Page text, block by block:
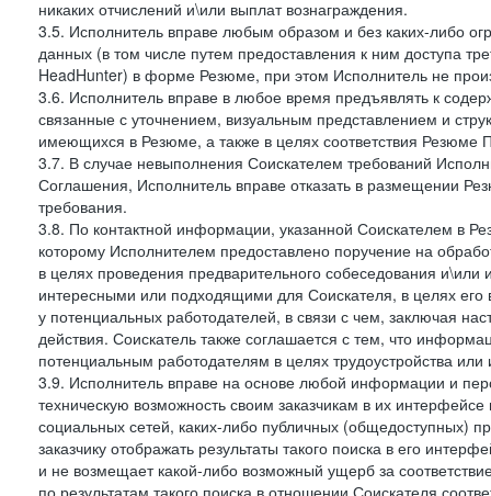
никаких отчислений и\или выплат вознаграждения.
3.5. Исполнитель вправе любым образом и без каких-либо
данных (в том числе путем предоставления к ним доступа
HeadHunter) в форме Резюме, при этом Исполнитель не
3.6. Исполнитель вправе в любое время предъявлять к
связанные с уточнением, визуальным представлением и
имеющихся в Резюме, а также в целях соответствия
3.7. В случае невыполнения Соискателем требований
Соглашения, Исполнитель вправе отказать в размещении
требования.
3.8. По контактной информации, указанной Соискателем в
которому Исполнителем предоставлено поручение на
в целях проведения предварительного собеседования
интересными или подходящими для Соискателя, в целях его
у потенциальных работодателей, в связи с чем, заключая
действия. Соискатель также соглашается с тем, что
потенциальным работодателям в целях трудоустройства
3.9. Исполнитель вправе на основе любой информации и
техническую возможность своим заказчикам в их
социальных сетей, каких-либо публичных (общедоступных)
заказчику отображать результаты такого поиска в его
и не возмещает какой-либо возможный ущерб за
по результатам такого поиска в отношении Соискателя